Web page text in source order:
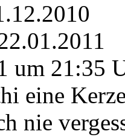
um 21:35
eine
nie